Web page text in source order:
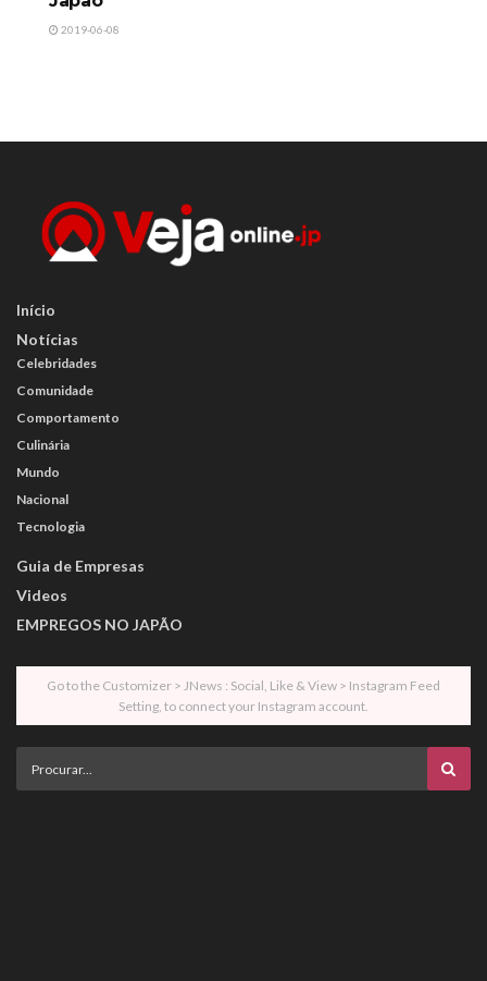
2019-06-08
Início
Notícias
Celebridades
Comunidade
Comportamento
Culinária
Mundo
Nacional
Tecnologia
Guia de Empresas
Videos
EMPREGOS NO JAPÃO
Go to the Customizer > JNews : Social, Like & View > Instagram Feed
Setting, to connect your Instagram account.